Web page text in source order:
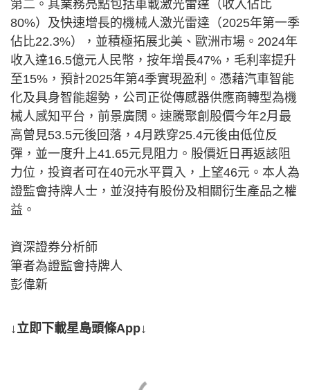
第二。其業務亮點包括車載激光雷達（收入佔比
80%）及快速增長的機械人激光雷達（2025年第一季
佔比22.3%），並積極拓展北美、歐洲市場。2024年
收入達16.5億元人民幣，按年增長47%，毛利率提升
至15%，預計2025年第4季實現盈利。憑藉汽車智能
化及具身智能趨勢，公司正從傳感器供應商轉型為機
械人感知平台，前景廣闊。速騰聚創股價今年2月最
高曾見53.5元後回落，4月跌穿25.4元後由低位反
彈，並一度升上41.65元見阻力。股價近日再返該阻
力位，投資者可在40元水平買入，上望46元。本人為
證監會持牌人士，並沒持有股份及相關衍生產品之權
益。
資深證券分析師
筆者為證監會持牌人
彭偉新
↓立即下載星島頭條App↓